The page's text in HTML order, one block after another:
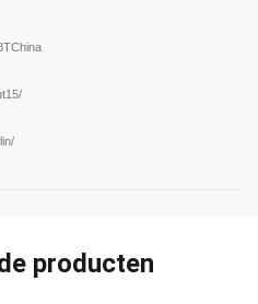
producten